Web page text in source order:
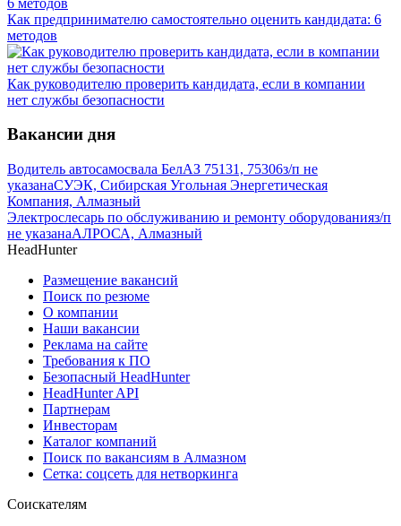
Как предпринимателю самостоятельно оценить кандидата: 6
методов
Как руководителю проверить кандидата, если в компании
нет службы безопасности
Вакансии дня
Водитель автосамосвала БелАЗ 75131, 75306з/п не
указанаСУЭК, Сибирская Угольная Энергетическая
Компания, Алмазный
Электрослесарь по обслуживанию и ремонту оборудованияз/п
не указанаАЛРОСА, Алмазный
HeadHunter
Размещение вакансий
Поиск по резюме
О компании
Наши вакансии
Реклама на сайте
Требования к ПО
Безопасный HeadHunter
HeadHunter API
Партнерам
Инвесторам
Каталог компаний
Поиск по вакансиям в Алмазном
Сетка: соцсеть для нетворкинга
Соискателям